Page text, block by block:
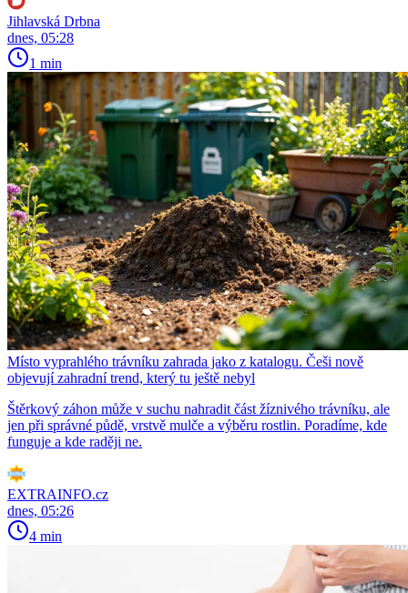
Jihlavská Drbna
dnes, 05:28
1 min
Místo vyprahlého trávníku zahrada jako z katalogu. Češi nově
objevují zahradní trend, který tu ještě nebyl
Štěrkový záhon může v suchu nahradit část žíznivého trávníku, ale
jen při správné půdě, vrstvě mulče a výběru rostlin. Poradíme, kde
funguje a kde raději ne.
EXTRAINFO.cz
dnes, 05:26
4 min